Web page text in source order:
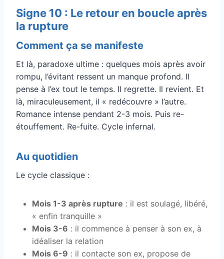
Signe 10 : Le retour en boucle après
la rupture
Comment ça se manifeste
Et là, paradoxe ultime : quelques mois après avoir
rompu, l’évitant ressent un manque profond. Il
pense à l’ex tout le temps. Il regrette. Il revient. Et
là, miraculeusement, il « redécouvre » l’autre.
Romance intense pendant 2-3 mois. Puis re-
étouffement. Re-fuite. Cycle infernal.
Au quotidien
Le cycle classique :
Mois 1-3 après rupture : il est soulagé, libéré,
« enfin tranquille »
Mois 3-6 : il commence à penser à son ex, à
idéaliser la relation
Mois 6-9 : il contacte son ex, propose de